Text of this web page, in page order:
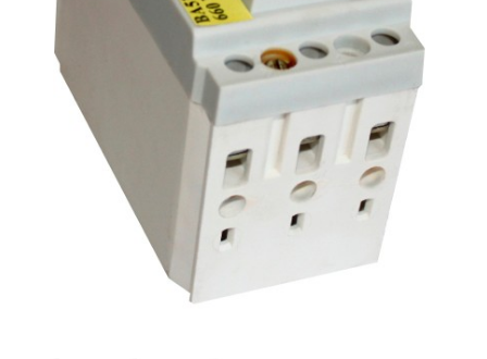
Стремянки с
опорой
Ширмы
РЗА (шторы)
Штендеры
Щиты
диэлектрические